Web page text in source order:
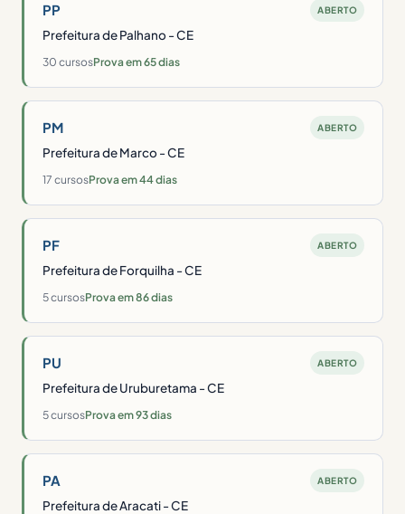
PP ABERTO
Prefeitura de Palhano - CE
30 cursosProva em 65 dias
PM ABERTO
Prefeitura de Marco - CE
17 cursosProva em 44 dias
PF ABERTO
Prefeitura de Forquilha - CE
5 cursosProva em 86 dias
PU ABERTO
Prefeitura de Uruburetama - CE
5 cursosProva em 93 dias
PA ABERTO
Prefeitura de Aracati - CE